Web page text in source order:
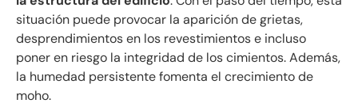
situación puede provocar la aparición de grietas,
desprendimientos en los revestimientos e incluso
poner en riesgo la integridad de los cimientos. Además,
la humedad persistente fomenta el crecimiento de
moho.